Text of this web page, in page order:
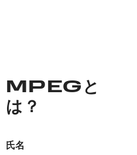
MPEGと
は？
氏名